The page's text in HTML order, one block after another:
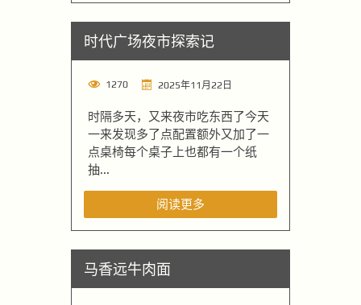
时代广场夜市探索记
1270 2025年11月22日
时隔多天，又来夜市吃东西了今天
一来发现多了点配置额外又加了一
点桌椅每个桌子上也都有一个纸
抽...
阅读更多
马香远牛肉面